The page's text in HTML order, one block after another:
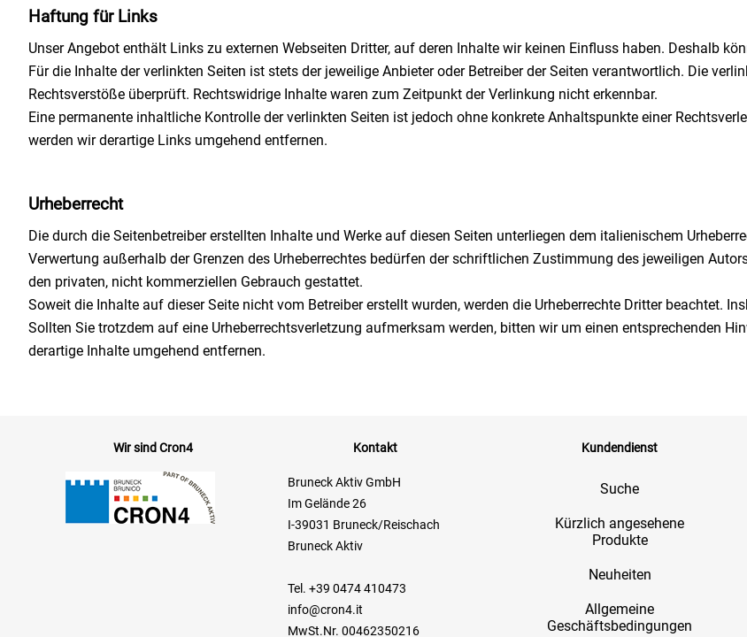
Haftung für Links
Unser Angebot enthält Links zu externen Webseiten Dritter, auf deren Inhalte wir keinen Einfluss haben. Deshalb
Für die Inhalte der verlinkten Seiten ist stets der jeweilige Anbieter oder Betreiber der Seiten verantwortlich. Die
Rechtsverstöße überprüft. Rechtswidrige Inhalte waren zum Zeitpunkt der Verlinkung nicht erkennbar.
Eine permanente inhaltliche Kontrolle der verlinkten Seiten ist jedoch ohne konkrete Anhaltspunkte einer
werden wir derartige Links umgehend entfernen.
Urheberrecht
Die durch die Seitenbetreiber erstellten Inhalte und Werke auf diesen Seiten unterliegen dem italienischem
Verwertung außerhalb der Grenzen des Urheberrechtes bedürfen der schriftlichen Zustimmung des jeweiligen
den privaten, nicht kommerziellen Gebrauch gestattet.
Soweit die Inhalte auf dieser Seite nicht vom Betreiber erstellt wurden, werden die Urheberrechte Dritter beachtet.
Sollten Sie trotzdem auf eine Urheberrechtsverletzung aufmerksam werden, bitten wir um einen entsprechenden
derartige Inhalte umgehend entfernen.
Wir sind Cron4 Kontakt
Bruneck Aktiv GmbH
Im Gelände 26
I-39031 Bruneck/Reischach
Bruneck Aktiv
Tel. +39 0474 410473
info@cron4.it
MwSt.Nr. 00462350216
Kundendienst
Suche
Kürzlich angesehene
Produkte
Neuheiten
Allgemeine
Geschäftsbedingungen